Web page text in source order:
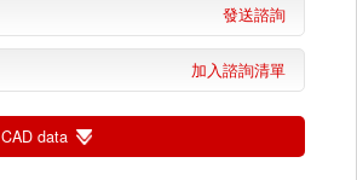
發送諮詢
加入諮詢清單
CAD data